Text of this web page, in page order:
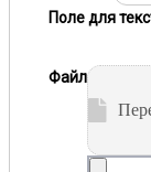
Поле для
Файл